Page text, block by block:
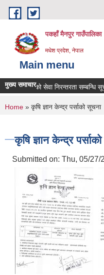
Skip to main content
पकहाँ मैनपुर गाउँपालिका
मधेश प्रदेश, नेपाल
Main menu
मुख्य समाचारसेवा निरन्तरता सम्बन्धि
You are here
Home » कृषि ज्ञान केन्द्र पर्साको सूचना
कृषि ज्ञान केन्द्र
Submitted on: Thu, 05/27/